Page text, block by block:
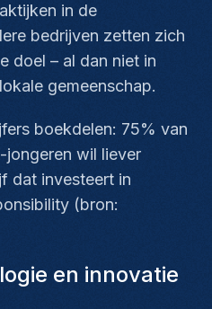
in de
bedrijven zetten zich
doel – al dan niet in
gemeenschap.
boekdelen: 75% van
jongeren wil liever
dat investeert in
(bron:
en innovatie